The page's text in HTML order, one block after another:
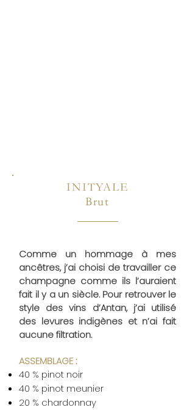
INITYALE
Brut
Comme un hommage à mes
ancêtres, j’ai choisi de travailler ce
champagne comme ils l’auraient
fait il y a un siècle. Pour retrouver le
style des vins d’Antan, j’ai utilisé
des levures indigènes et n’ai fait
aucune filtration.
ASSEMBLAGE:​
40 % pinot noir
40 % pinot meunier
20 % chardonnay